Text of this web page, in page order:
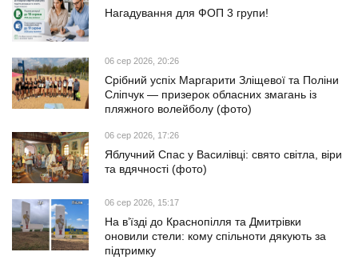
Нагадування для ФОП 3 групи!
06 сер 2026, 20:26
Срібний успіх Маргарити Зліщевої та Поліни
Сліпчук — призерок обласних змагань із
пляжного волейболу (фото)
06 сер 2026, 17:26
Яблучний Спас у Василівці: свято світла, віри
та вдячності (фото)
06 сер 2026, 15:17
На в’їзді до Краснопілля та Дмитрівки
оновили стели: кому спільноти дякують за
підтримку